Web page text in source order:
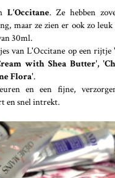
L'Occitane. Ze hebben
maar ze zien er ook zo
30ml.
van L'Occitane op een rijtje '
with Shea Butter',
Flora'.
en een fijne,
en snel intrekt.